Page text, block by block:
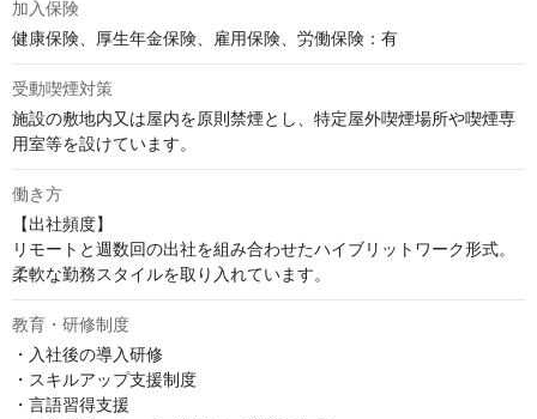
加入保険
健康保険、厚生年金保険、雇用保険、労働保険：有
受動喫煙対策
施設の敷地内又は屋内を原則禁煙とし、特定屋外喫煙場所や喫煙専
用室等を設けています。
働き方
【出社頻度】
リモートと週数回の出社を組み合わせたハイブリットワーク形式。
柔軟な勤務スタイルを取り入れています。
教育・研修制度
・入社後の導入研修
・スキルアップ支援制度
・言語習得支援